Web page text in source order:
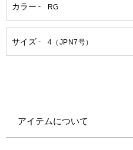
アイテムについて